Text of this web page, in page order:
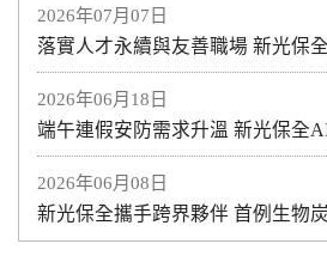
2026年07月07日
2026年06月18日
端午連假安防需求升溫 新光保全
2026年06月08日